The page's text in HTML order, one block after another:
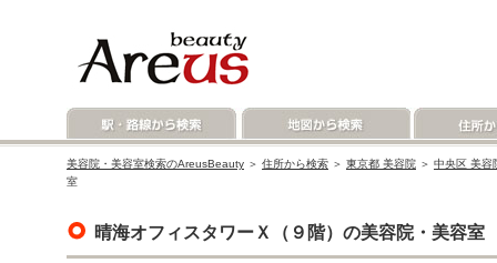
美容院・美容室検索のAreusBeauty ＞ 住所から検索 ＞ 東京都 美容院 ＞ 中央区 美容
室
晴海オフィスタワーＸ（９階）の美容院・美容室